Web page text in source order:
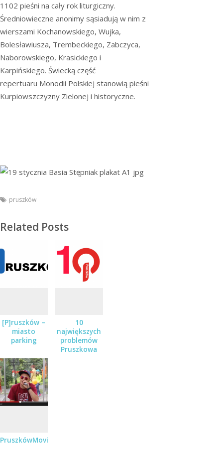
1102 pieśni na cały rok liturgiczny.
Średniowieczne anonimy sąsiadują w nim z
wierszami Kochanowskiego, Wujka,
Bolesławiusza, Trembeckiego, Zabczyca,
Naborowskiego, Krasickiego i
Karpińskiego. Świecką część
repertuaru Monodii Polskiej stanowią pieśni
Kurpiowszczyzny Zielonej i historyczne.
pruszków
Related Posts
[P]ruszków –
miasto
parking
10
największych
problemów
Pruszkowa
PruszkówMovie